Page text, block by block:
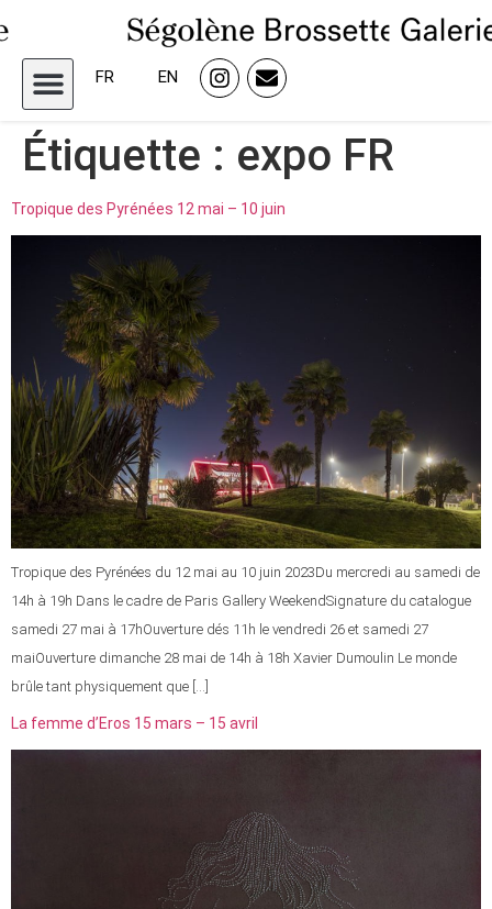
FR EN
Étiquette : expo FR
Tropique des Pyrénées 12 mai – 10 juin
Tropique des Pyrénées du 12 mai au 10 juin 2023Du mercredi au samedi de
14h à 19h Dans le cadre de Paris Gallery WeekendSignature du catalogue
samedi 27 mai à 17hOuverture dés 11h le vendredi 26 et samedi 27
maiOuverture dimanche 28 mai de 14h à 18h Xavier Dumoulin Le monde
brûle tant physiquement que […]
La femme d’Eros 15 mars – 15 avril